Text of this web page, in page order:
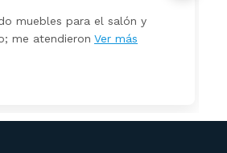
muebles para el salón y
me atendieron Ver más